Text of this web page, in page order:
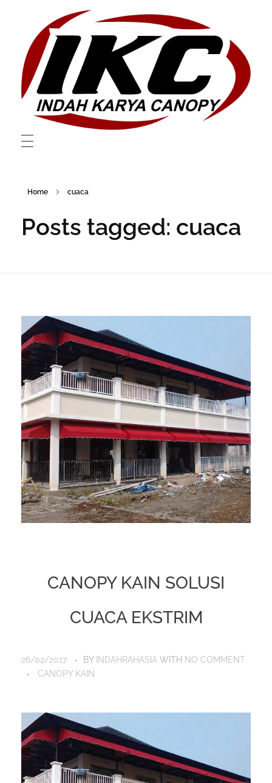
Layanan Canopy dan Membrane Berkualitas Di Bekasi
Layanan Canopy dan Membrane Berkualitas Di Bekasi
Home cuaca
Posts tagged: cuaca
CANOPY KAIN SOLUSI
CUACA EKSTRIM
26/02/2017 BY INDAHRAHASIA WITH NO COMMENT
CANOPY KAIN